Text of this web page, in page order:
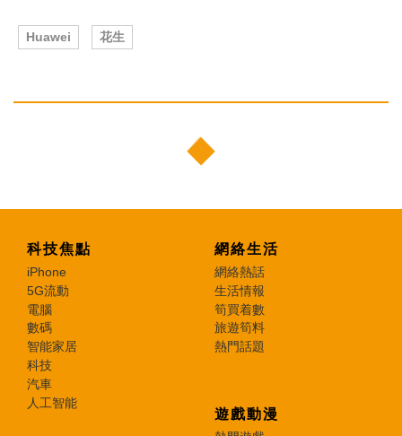
Huawei 花生
科技焦點
iPhone
5G流動
電腦
數碼
智能家居
科技
汽車
人工智能
網絡生活
網絡熱話
生活情報
筍買着數
旅遊筍料
熱門話題
遊戲動漫